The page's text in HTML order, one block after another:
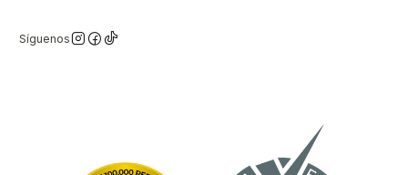
Síguenos